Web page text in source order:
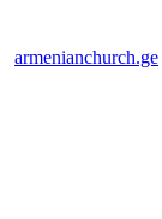
armenianchurch.ge